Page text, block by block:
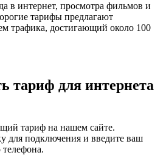
в интернет, просмотра фильмов и
тарифы предлагают
трафика, достигающий около 100
тариф для интернета
тариф на нашем сайте.
для подключения и введите ваш